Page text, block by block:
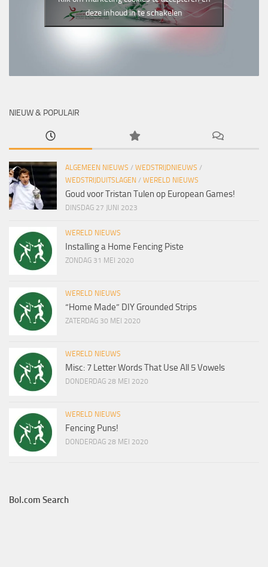
deze inhoud in te schakelen
NIEUW & POPULAIR
ALGEMEEN NIEUWS / WEDSTRIJDNIEUWS /
WEDSTRIJDUITSLAGEN / WERELD NIEUWS
Goud voor Tristan Tulen op European Games!
DINSDAG 27 JUNI 2023
WERELD NIEUWS
Installing a Home Fencing Piste
ZONDAG 31 MEI 2020
WERELD NIEUWS
“Home Made” DIY Grounded Strips
ZATERDAG 30 MEI 2020
WERELD NIEUWS
Misc: 7 Letter Words That Use All 5 Vowels
DONDERDAG 28 MEI 2020
WERELD NIEUWS
Fencing Puns!
DONDERDAG 28 MEI 2020
Bol.com Search